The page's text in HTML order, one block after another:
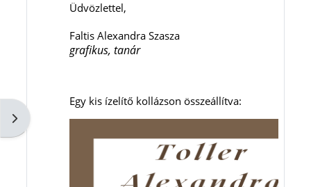
Blokkfiók nyitása
Üdvözlettel,
Faltis Alexandra Szasza
grafikus, tanár
Egy kis ízelítő kollázson összeállítva: